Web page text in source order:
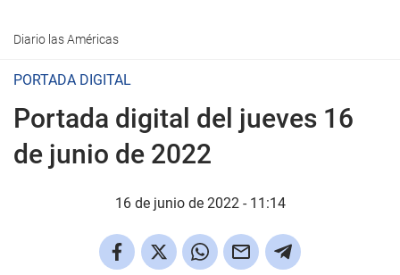
Diario las Américas
PORTADA DIGITAL
Portada digital del jueves 16
de junio de 2022
16 de junio de 2022 - 11:14